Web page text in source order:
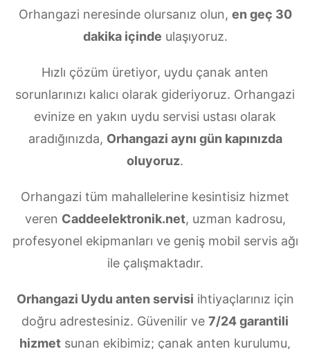
Orhangazi neresinde olursanız olun, en geç 30
dakika içinde ulaşıyoruz.
Hızlı çözüm üretiyor, uydu çanak anten
sorunlarınızı kalıcı olarak gideriyoruz. Orhangazi
evinize en yakın uydu servisi ustası olarak
aradığınızda, Orhangazi aynı gün kapınızda
oluyoruz.
Orhangazi tüm mahallelerine kesintisiz hizmet
veren Caddeelektronik.net, uzman kadrosu,
profesyonel ekipmanları ve geniş mobil servis ağı
ile çalışmaktadır.
Orhangazi Uydu anten servisi ihtiyaçlarınız için
doğru adrestesiniz. Güvenilir ve 7/24 garantili
hizmet sunan ekibimiz; çanak anten kurulumu,